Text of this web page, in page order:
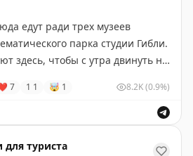
едут ради трех музеев
парка студии Гибли.
здесь, чтобы с утра двинуть на
ветка на север в сторону
го.
7 1 1 🤯 1 8.2K(0.9%)
для туриста